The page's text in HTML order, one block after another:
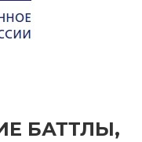
БАТТЛЫ,